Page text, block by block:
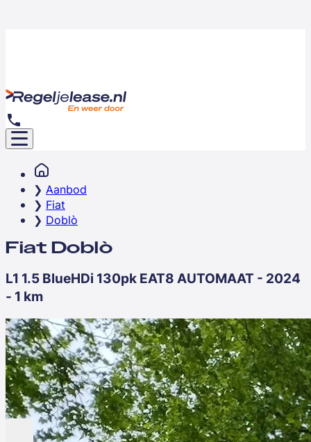
Aanbod
Fiat
Doblò
Fiat Doblò
L1 1.5 BlueHDi 130pk EAT8 AUTOMAAT - 2024
- 1 km